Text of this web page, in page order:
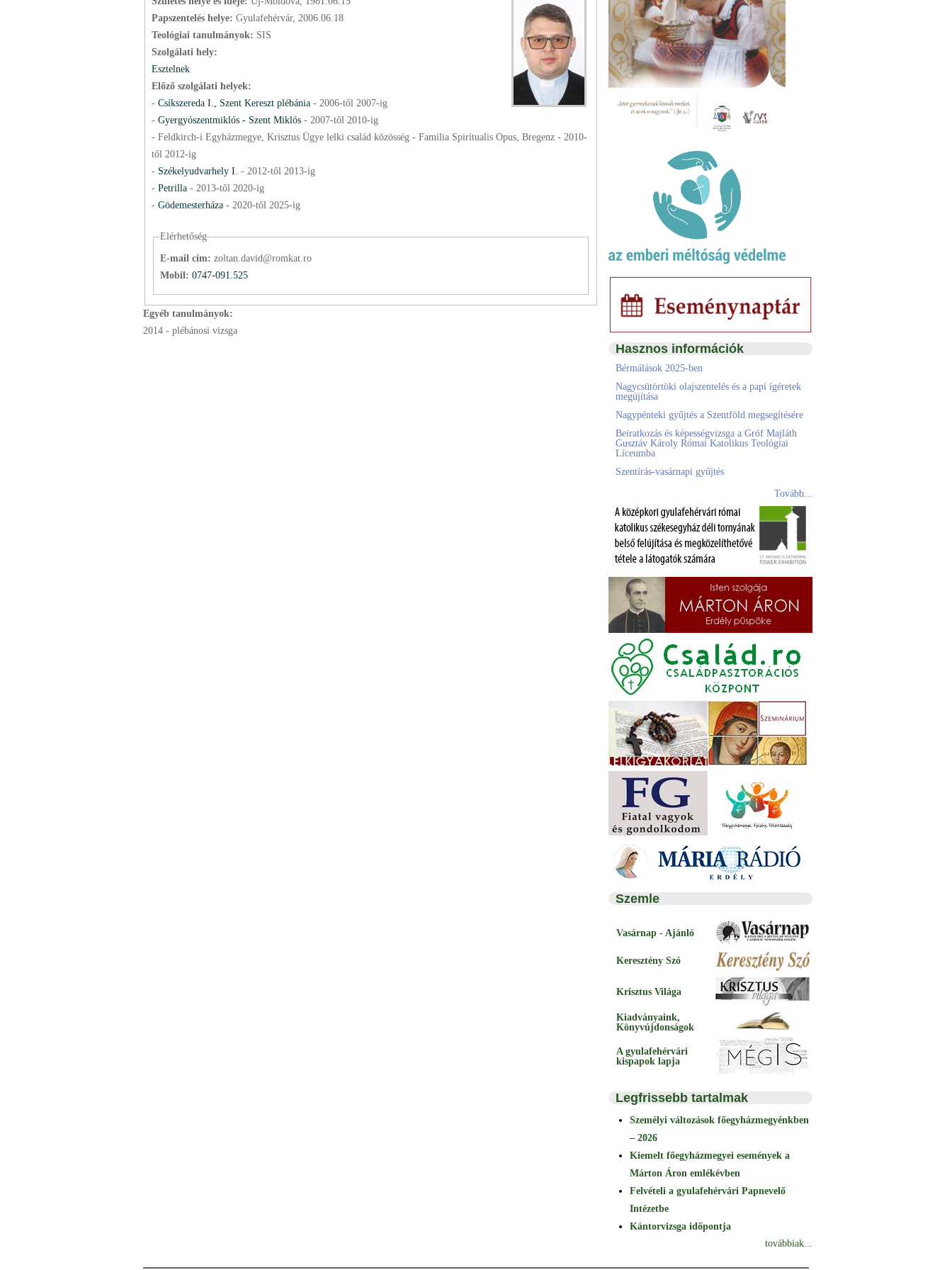
Papszentelés helye: Gyulafehérvár, 2006.06.18
Teológiai tanulmányok: SIS
Szolgálati hely:
Esztelnek
Előző szolgálati helyek:
- Csíkszereda I., Szent Kereszt plébánia- 2006-től 2007-ig
- Gyergyószentmiklós - Szent Miklós- 2007-től 2010-ig
- Feldkirch-i Egyházmegye, Krisztus Ügye lelki család közösség - Familia Spiritualis Opus, Bregenz - 2010-
től 2012-ig
- Székelyudvarhely I. - 2012-től 2013-ig
- Petrilla - 2013-től 2020-ig
- Gödemesterháza - 2020-től 2025-ig
Elérhetőség
E-mail cím: zoltan.david@romkat.ro
Mobil: 0747-091.525
Egyéb tanulmányok:
2014 - plébánosi vizsga
Hasznos információk
Bérmálások 2025-ben
Nagycsütörtöki olajszentelés és a papi ígéretek
megújítása
Nagypénteki gyűjtés a Szentföld megsegítésére
Beiratkozás és képességvizsga a Gróf Majláth
Gusztáv Károly Római Katolikus Teológiai
Líceumba
Szentírás-vasárnapi gyűjtés
Tovább...
Szemle
Vasárnap - Ajánló
Keresztény Szó
Krisztus Világa
Kiadványaink,
Könyvújdonságok
A gyulafehérvári
kispapok lapja
Legfrissebb tartalmak
Személyi változások főegyházmegyénkben
– 2026
Kiemelt főegyházmegyei események a
Márton Áron emlékévben
Felvételi a gyulafehérvári Papnevelő
Intézetbe
Kántorvizsga időpontja
továbbiak...